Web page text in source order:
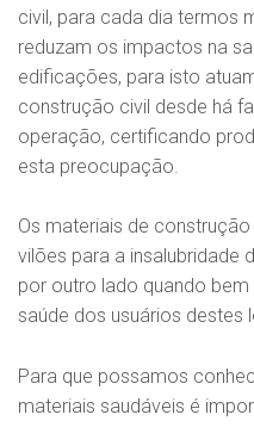
civil, para cada dia termos
reduzam os impactos na
edificações, para isto
construção civil desde há
operação, certificando
esta preocupação.
Os materiais de
vilões para a insalubridade
por outro lado quando
saúde dos usuários destes
Para que possamos
materiais saudáveis é